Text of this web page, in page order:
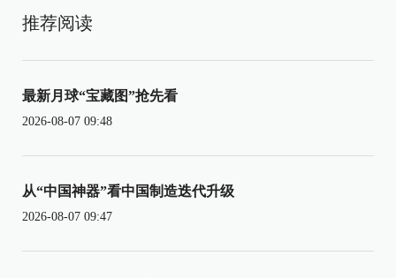
推荐阅读
最新月球“宝藏图”抢先看
2026-08-07 09:48
从“中国神器”看中国制造迭代升级
2026-08-07 09:47